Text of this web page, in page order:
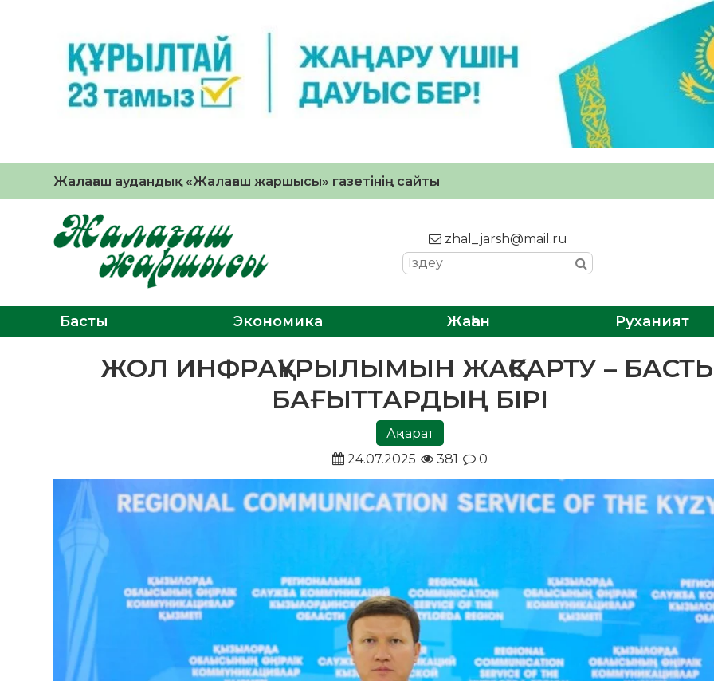
Жалағаш аудандық «Жалағаш жаршысы» газетінің сайты
zhal_jarsh@mail.ru
Басты Экономика Жаһан Руханият
ЖОЛ ИНФРАҚҰРЫЛЫМЫН ЖАҚСАРТУ –
БАҒЫТТАРДЫҢ БІРІ
Ақпарат
24.07.2025
381 0